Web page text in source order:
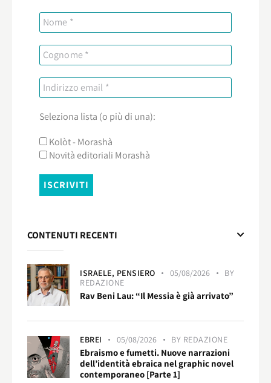
Seleziona lista (o più di una):
Kolòt - Morashà
Novità editoriali Morashà
CONTENUTI RECENTI
ISRAELE, PENSIERO 05/08/2026
BY
REDAZIONE
Rav Beni Lau: “Il Messia è già arrivato”
EBREI 05/08/2026 BY REDAZIONE
Ebraismo e fumetti. Nuove narrazioni
dell’identità ebraica nel graphic novel
contemporaneo [Parte 1]